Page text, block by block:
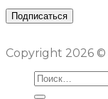
Copyright 2026 ©